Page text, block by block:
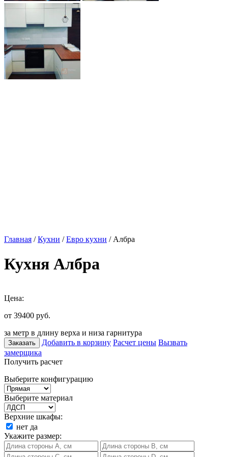
Главная /Кухни /Евро кухни / Албра
Кухня Албра
Цена:
от 39400 руб.
за метр в длину верха и низа гарнитура
Заказать Добавить в корзину Расчет цены Вызвать
замерщика
Получить расчет
Выберите конфигурацию
Выберите материал
Верхние шкафы:
нет да
Укажите размер: